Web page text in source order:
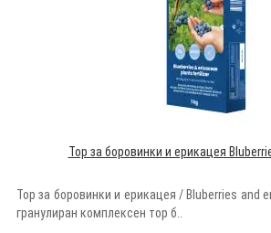
Тор за боровинки и ерикацея
Тор за боровинки и ерикацея / Bluberries and
гранулиран комплексен тор б..